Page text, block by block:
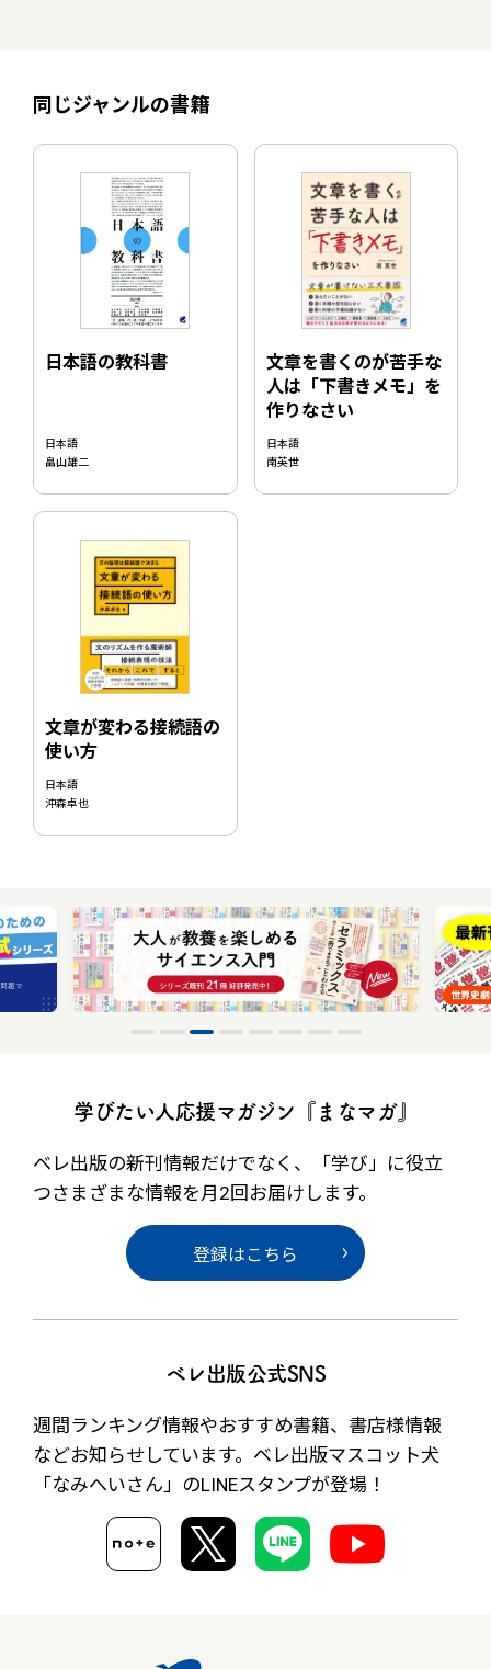
同じジャンルの書籍
日本語の教科書
日本語
畠山雄二
文章を書くのが苦手な
人は「下書きメモ」を
作りなさい
日本語
南英世
文章が変わる接続語の
使い方
日本語
沖森卓也
学びたい人応援マガジン『まなマガ』
ベレ出版の新刊情報だけでなく、
「学び」に役立
つさまざまな情報を月2回お届けします。
登録はこちら
ベレ出版公式SNS
週間ランキング情報やおすすめ書籍、書店様情報
などお知らせしています。ベレ出版マスコット犬
「なみへいさん」のLINEスタンプが登場！